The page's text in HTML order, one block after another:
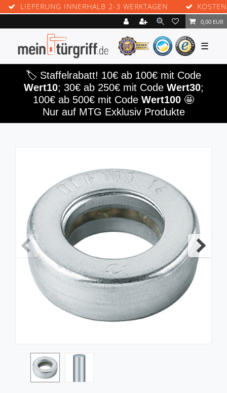
LIEFERUNG INNERHALB 2-3 WERKTAGEN
0,00 EUR
☰
🏷️ Staffelrabatt! 10€ ab 100€ mit Code
Wert10; 30€ ab 250€ mit Code Wert30;
100€ ab 500€ mit Code Wert100 🤩
Nur auf MTG Exklusiv Produkte